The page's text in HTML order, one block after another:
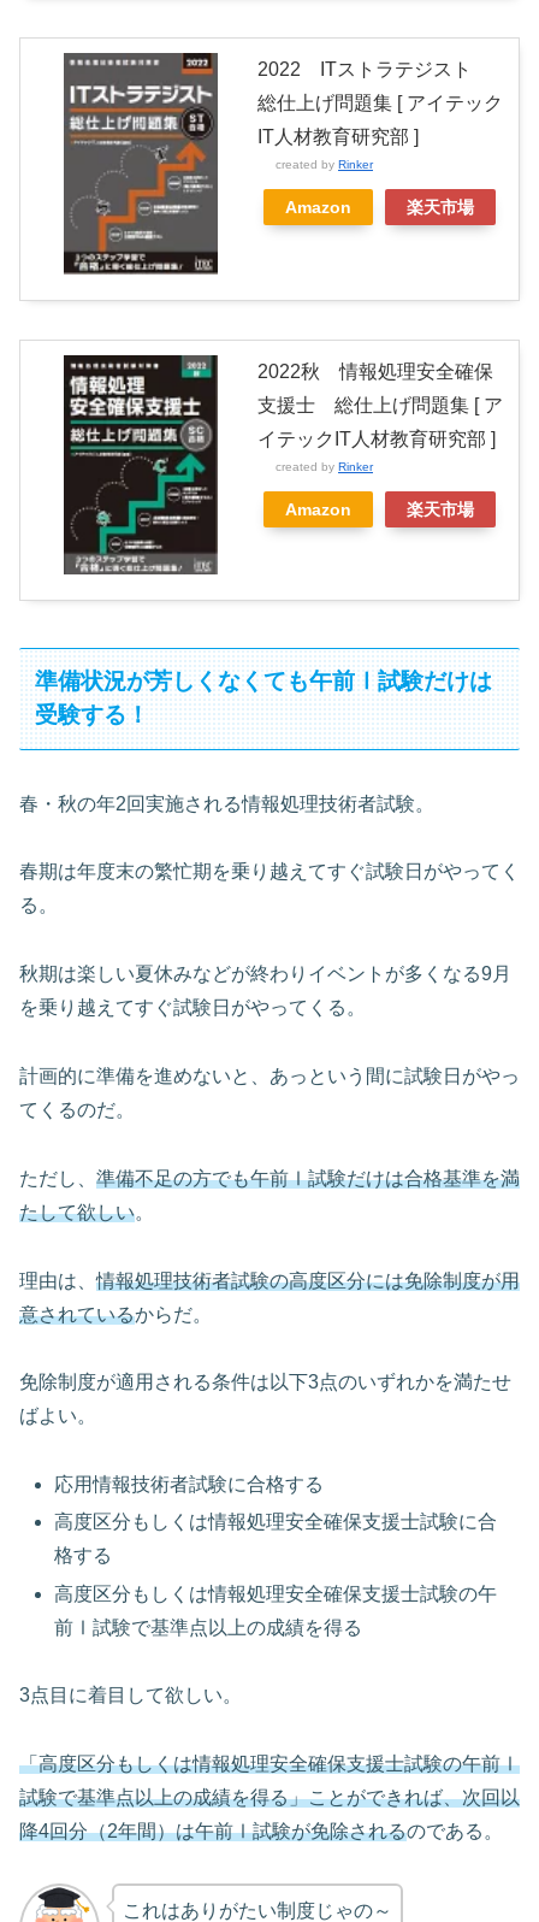
2022 ITストラテジスト
総仕上げ問題集 [ アイテック
IT人材教育研究部 ]
created by Rinker
Amazon 楽天市場
2022秋 情報処理安全確保
支援士 総仕上げ問題集 [ ア
イテックIT人材教育研究部 ]
created by Rinker
Amazon 楽天市場
準備状況が芳しくなくても午前Ⅰ試験だけは
受験する！
春・秋の年2回実施される情報処理技術者試験。
春期は年度末の繁忙期を乗り越えてすぐ試験日がやってく
る。
秋期は楽しい夏休みなどが終わりイベントが多くなる9月
を乗り越えてすぐ試験日がやってくる。
計画的に準備を進めないと、あっという間に試験日がやっ
てくるのだ。
ただし、 準備不足の方でも午前Ⅰ試験だけは合格基準を満
たして欲しい。
理由は、情報処理技術者試験の高度区分には免除制度が用
意されているからだ。
免除制度が適用される条件は以下3点のいずれかを満たせ
ばよい。
応用情報技術者試験に合格する
高度区分もしくは情報処理安全確保支援士試験に合
格する
高度区分もしくは情報処理安全確保支援士試験の午
前Ⅰ試験で基準点以上の成績を得る
3点目に着目して欲しい。
「高度区分もしくは情報処理安全確保支援士試験の午前Ⅰ
試験で基準点以上の成績を得る」ことができれば、次回以
降4回分（2年間）は午前Ⅰ試験が免除されるのである。
これはありがたい制度じゃの～